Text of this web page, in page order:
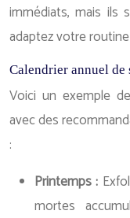
immédiats, mais ils
adaptez votre
Calendrier annuel
Voici un exemple
avec des
:
Printemps :
mortes